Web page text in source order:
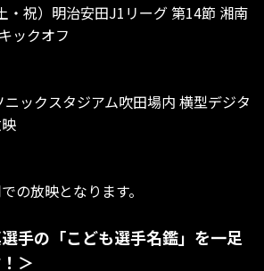
・祝）明治安田J1リーグ 第14節 湘南
ックオフ
ックスタジアム吹田場内 横型デジタ
の放映となります。
手の「こども選手名鑑」を一足
＞